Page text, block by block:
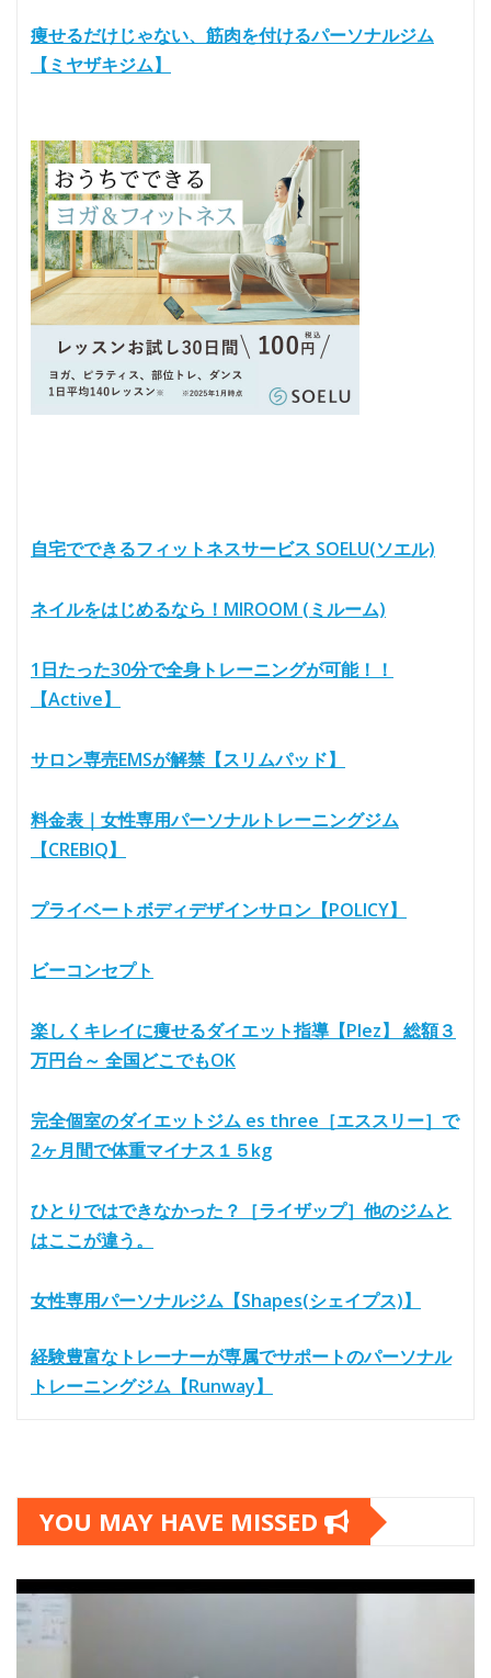
痩せるだけじゃない、筋肉を付けるパーソナルジム
【ミヤザキジム】
自宅でできるフィットネスサービス SOELU(ソエル)
ネイルをはじめるなら！MIROOM (ミルーム)
1日たった30分で全身トレーニングが可能！！
【Active】
サロン専売EMSが解禁【スリムパッド】
料金表｜女性専用パーソナルトレーニングジム
【CREBIQ】
プライベートボディデザインサロン【POLICY】
ビーコンセプト
楽しくキレイに痩せるダイエット指導【Plez】 総額３
万円台～ 全国どこでもOK
完全個室のダイエットジム es three［エススリー］で
2ヶ月間で体重マイナス１５kg
ひとりではできなかった？［ライザップ］他のジムと
はここが違う。
女性専用パーソナルジム【Shapes(シェイプス)】
経験豊富なトレーナーが専属でサポートのパーソナル
トレーニングジム【Runway】
YOU MAY HAVE MISSED